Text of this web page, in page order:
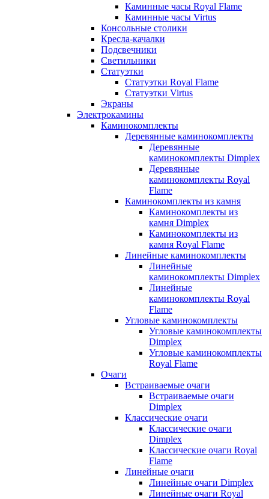
Каминные часы Royal Flame
Каминные часы Virtus
Консольные столики
Кресла-качалки
Подсвечники
Светильники
Статуэтки
Статуэтки Royal Flame
Статуэтки Virtus
Экраны
Электрокамины
Каминокомплекты
Деревянные каминокомплекты
Деревянные
каминокомплекты Dimplex
Деревянные
каминокомплекты Royal
Flame
Каминокомплекты из камня
Каминокомплекты из
камня Dimplex
Каминокомплекты из
камня Royal Flame
Линейные каминокомплекты
Линейные
каминокомплекты Dimplex
Линейные
каминокомплекты Royal
Flame
Угловые каминокомплекты
Угловые каминокомплекты
Dimplex
Угловые каминокомплекты
Royal Flame
Очаги
Встраиваемые очаги
Встраиваемые очаги
Dimplex
Классические очаги
Классические очаги
Dimplex
Классические очаги Royal
Flame
Линейные очаги
Линейные очаги Dimplex
Линейные очаги Royal